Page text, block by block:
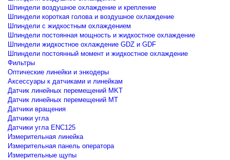
Шпиндели воздушное охлаждение и крепление
Шпиндели короткая голова и воздушное охлаждение
Шпиндели с жидкостным охлаждением
Шпиндели постоянная мощность и жидкостное охлаждение
Шпиндели жидкостное охлаждение GDZ и GDF
Шпиндели постоянный момент и жидкостное охлаждение
Фильтры
Оптические линейки и энкодеры
Аксессуары к датчиками и линейкам
Датчик линейных перемещений MKT
Датчик линейных перемещений MT
Датчики вращения
Датчики угла
Датчики угла ENC125
Измерительная линейка
Измерительная панель оператора
Измерительные щупы